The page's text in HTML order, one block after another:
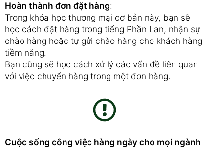
Hoàn thành đơn đặt hàng:
Trong khóa học thương mại cơ bản này, bạn sẽ
học cách đặt hàng trong tiếng Phần Lan, nhận sự
chào hàng hoặc tự gửi chào hàng cho khách hàng
tiềm năng.
Bạn cũng sẽ học cách xử lý các vấn đề liên quan
với việc chuyển hàng trong một đơn hàng.
Cuộc sống công việc hàng ngày cho mọi ngành